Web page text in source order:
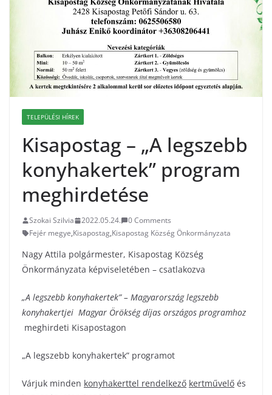
TELEPÜLÉSI HÍREK
Kisapostag – „A legszebb
konyhakertek” program
meghirdetése
Szokai Szilvia 2022.05.24.
0 Comments
Fejér megye,Kisapostag,Kisapostag Község Önkormányzata
Nagy Attila polgármester, Kisapostag Község
Önkormányzata képviseletében – csatlakozva
„A legszebb konyhakertek” – Magyarország legszebb
konyhakertjei Magyar Örökség díjas országos programhoz
meghirdeti Kisapostagon
„A legszebb konyhakertek” programot
Várjuk minden konyhakerttel rendelkező kertművelő és